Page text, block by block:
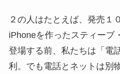
２の人はたとえば、発売１
iPhoneを作ったスティーブ
登場する前、私たちは「電
利。でも電話とネットは別